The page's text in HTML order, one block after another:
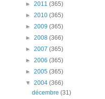
► 2011 (365)
► 2010 (365)
► 2009 (365)
► 2008 (366)
► 2007 (365)
► 2006 (365)
► 2005 (365)
▼ 2004 (366)
décembre(31)